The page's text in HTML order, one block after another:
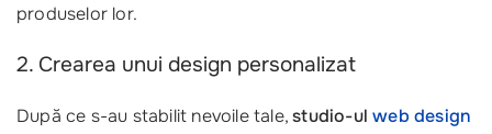
produselor lor.
2. Crearea unui design personalizat
După ce s-au stabilit nevoile tale,studio-ulweb design